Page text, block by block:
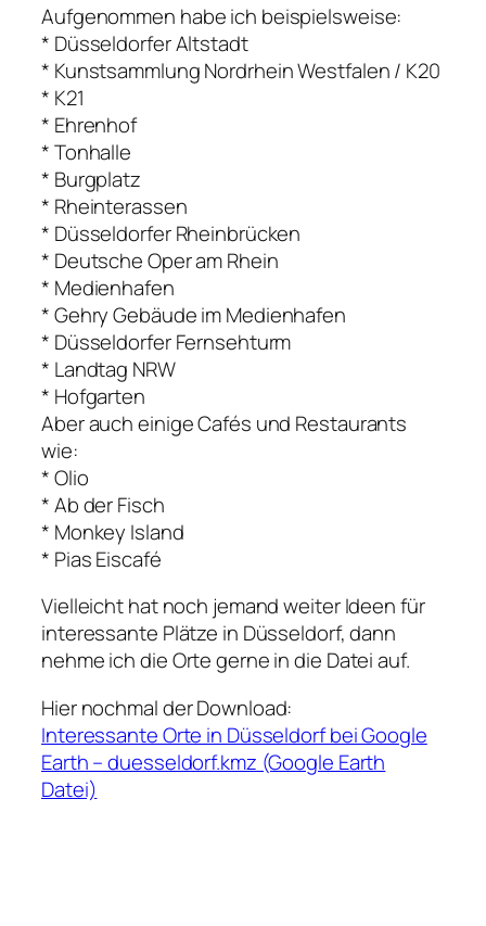
Aufgenommen habe ich beispielsweise:
* Düsseldorfer Altstadt
* Kunstsammlung Nordrhein Westfalen / K20
* K21
* Ehrenhof
* Tonhalle
* Burgplatz
* Rheinterassen
* Düsseldorfer Rheinbrücken
* Deutsche Oper am Rhein
* Medienhafen
* Gehry Gebäude im Medienhafen
* Düsseldorfer Fernsehturm
* Landtag NRW
* Hofgarten
Aber auch einige Cafés und Restaurants
wie:
* Olio
* Ab der Fisch
* Monkey Island
* Pias Eiscafé
Vielleicht hat noch jemand weiter Ideen für
interessante Plätze in Düsseldorf, dann
nehme ich die Orte gerne in die Datei auf.
Hier nochmal der Download:
Interessante Orte in Düsseldorf bei Google
Earth – duesseldorf.kmz (Google Earth
Datei)